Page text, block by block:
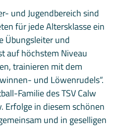
und Jugendbereich sind
für jede Altersklasse ein
Übungsleiter und
auf höchstem Niveau
trainieren mit dem
und Löwenrudels“.
Familie des TSV Calw
Erfolge in diesem schönen
und in geselligen